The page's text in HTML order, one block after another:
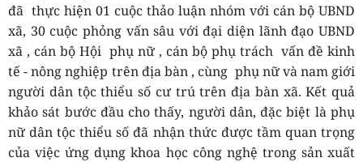
đã thực hiện 01 cuộc thảo luận nhóm với cán bộ UBND
xã, 30 cuộc phỏng vấn sâu với đại diện lãnh đạo UBND
xã , cán bộ Hội phụ nữ , cán bộ phụ trách vấn đề kinh
tế-nông nghiệp trên địa bàn , cùng phụ nữ và nam giới
người dân tộc thiểu số cư trú trên địa bàn xã.Kết quả
khảo sát bước đầu cho thấy, người dân, đặc biệt là phụ
nữ dân tộc thiểu số đã nhận thức được tầm quan trọng
của việc ứng dụng khoa học công nghệ trong sản xuất